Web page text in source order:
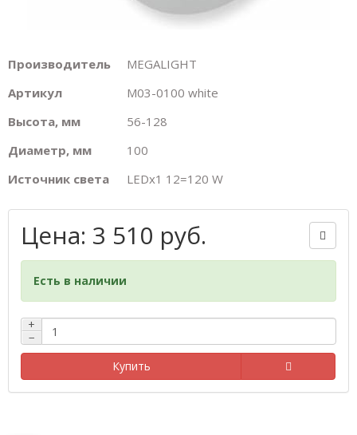
Производитель
MEGALIGHT
Артикул
M03-0100 white
Высота, мм
56-128
Диаметр, мм
100
Источник света
LEDх1 12=120 W
Цена: 3 510 руб.
Есть в наличии
+
−
Купить